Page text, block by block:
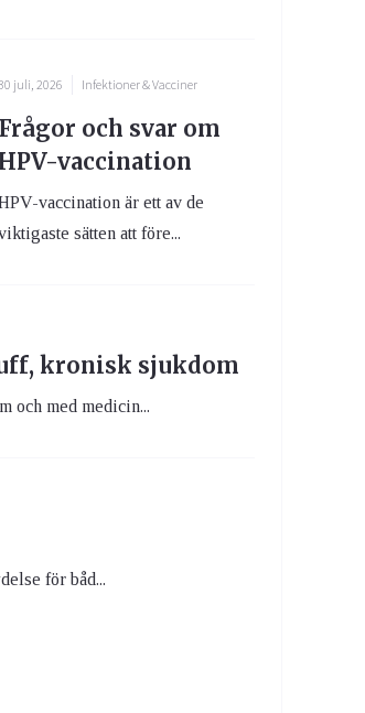
juli, 2026 Infektioner & Vacciner
Frågor och svar om
HPV-vaccination
vaccination är ett av de
sätten att före...
kronisk sjukdom
och med medicin...
för båd...